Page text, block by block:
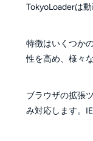
TokyoLoaderは
特徴はいくつか
性を高め、様々
ブラウザの拡張
み対応します。